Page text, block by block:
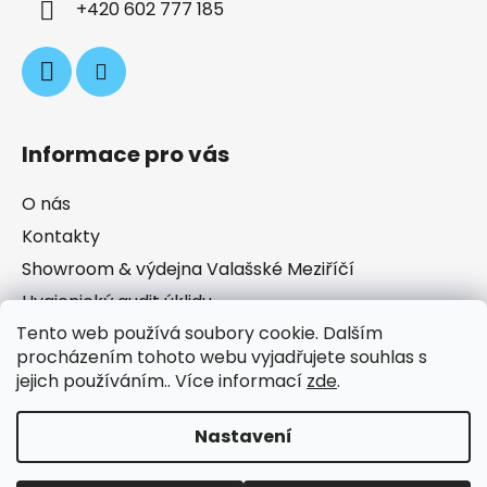
Tento web používá soubory cookie. Dalším
procházením tohoto webu vyjadřujete souhlas s
jejich používáním.. Více informací zde.
Nastavení
Zřídili jsme pro Vás novou kategorii PŮJČOVNA (pro
+420 602 777 185
Informace pro vás
O nás
Kontakty
Showroom & výdejna Valašské Meziříčí
Hygienický audit úklidu
Obchodní podmínky
Podmínky ochrany osobních údajů
Prodávané značky